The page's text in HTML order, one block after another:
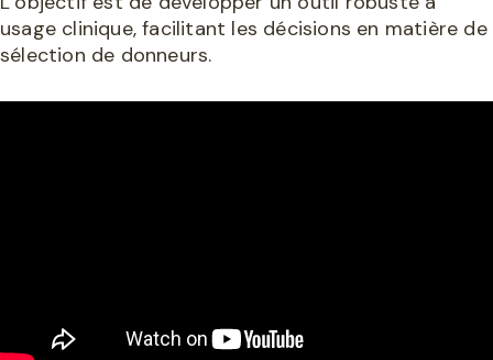
usage clinique, facilitant les décisions en matière de
sélection de donneurs.